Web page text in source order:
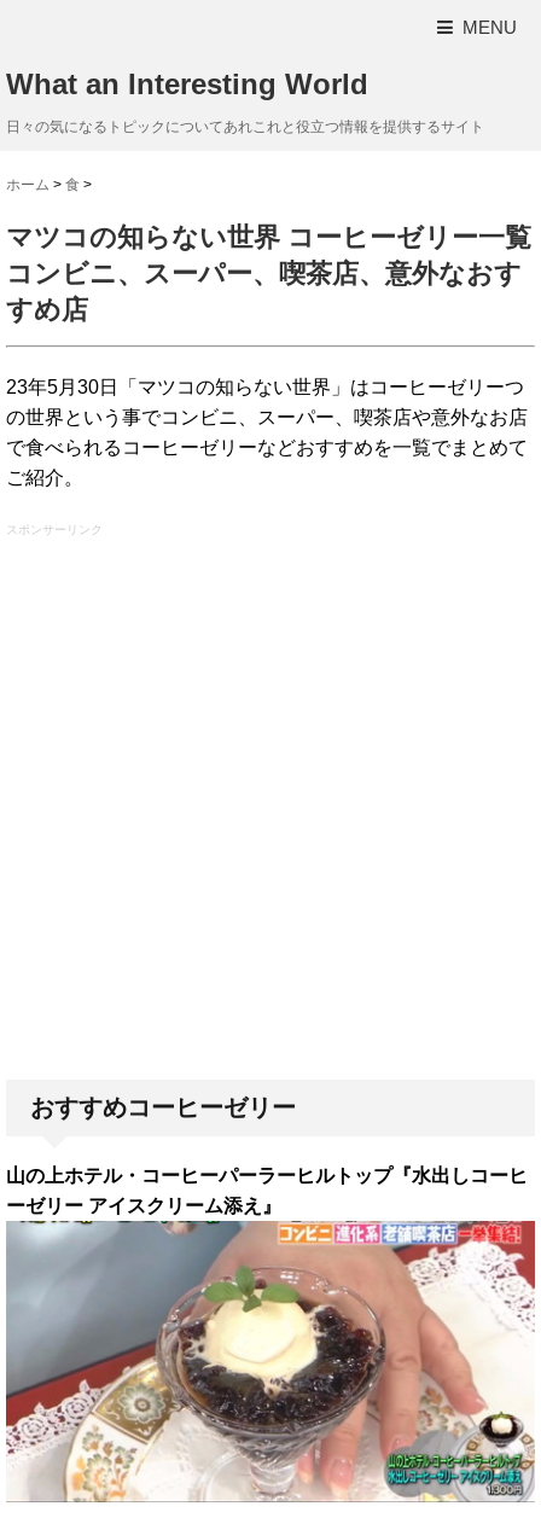
MENU
What an Interesting World
日々の気になるトピックについてあれこれと役立つ情報を提供するサイト
ホーム > 食 >
マツコの知らない世界 コーヒーゼリー一覧
コンビニ、スーパー、喫茶店、意外なおす
すめ店
23年5月30日「マツコの知らない世界」はコーヒーゼリーつ
の世界という事でコンビニ、スーパー、喫茶店や意外なお店
で食べられるコーヒーゼリーなどおすすめを一覧でまとめて
ご紹介。
スポンサーリンク
おすすめコーヒーゼリー
山の上ホテル・コーヒーパーラーヒルトップ『水出しコーヒ
ーゼリー アイスクリーム添え』